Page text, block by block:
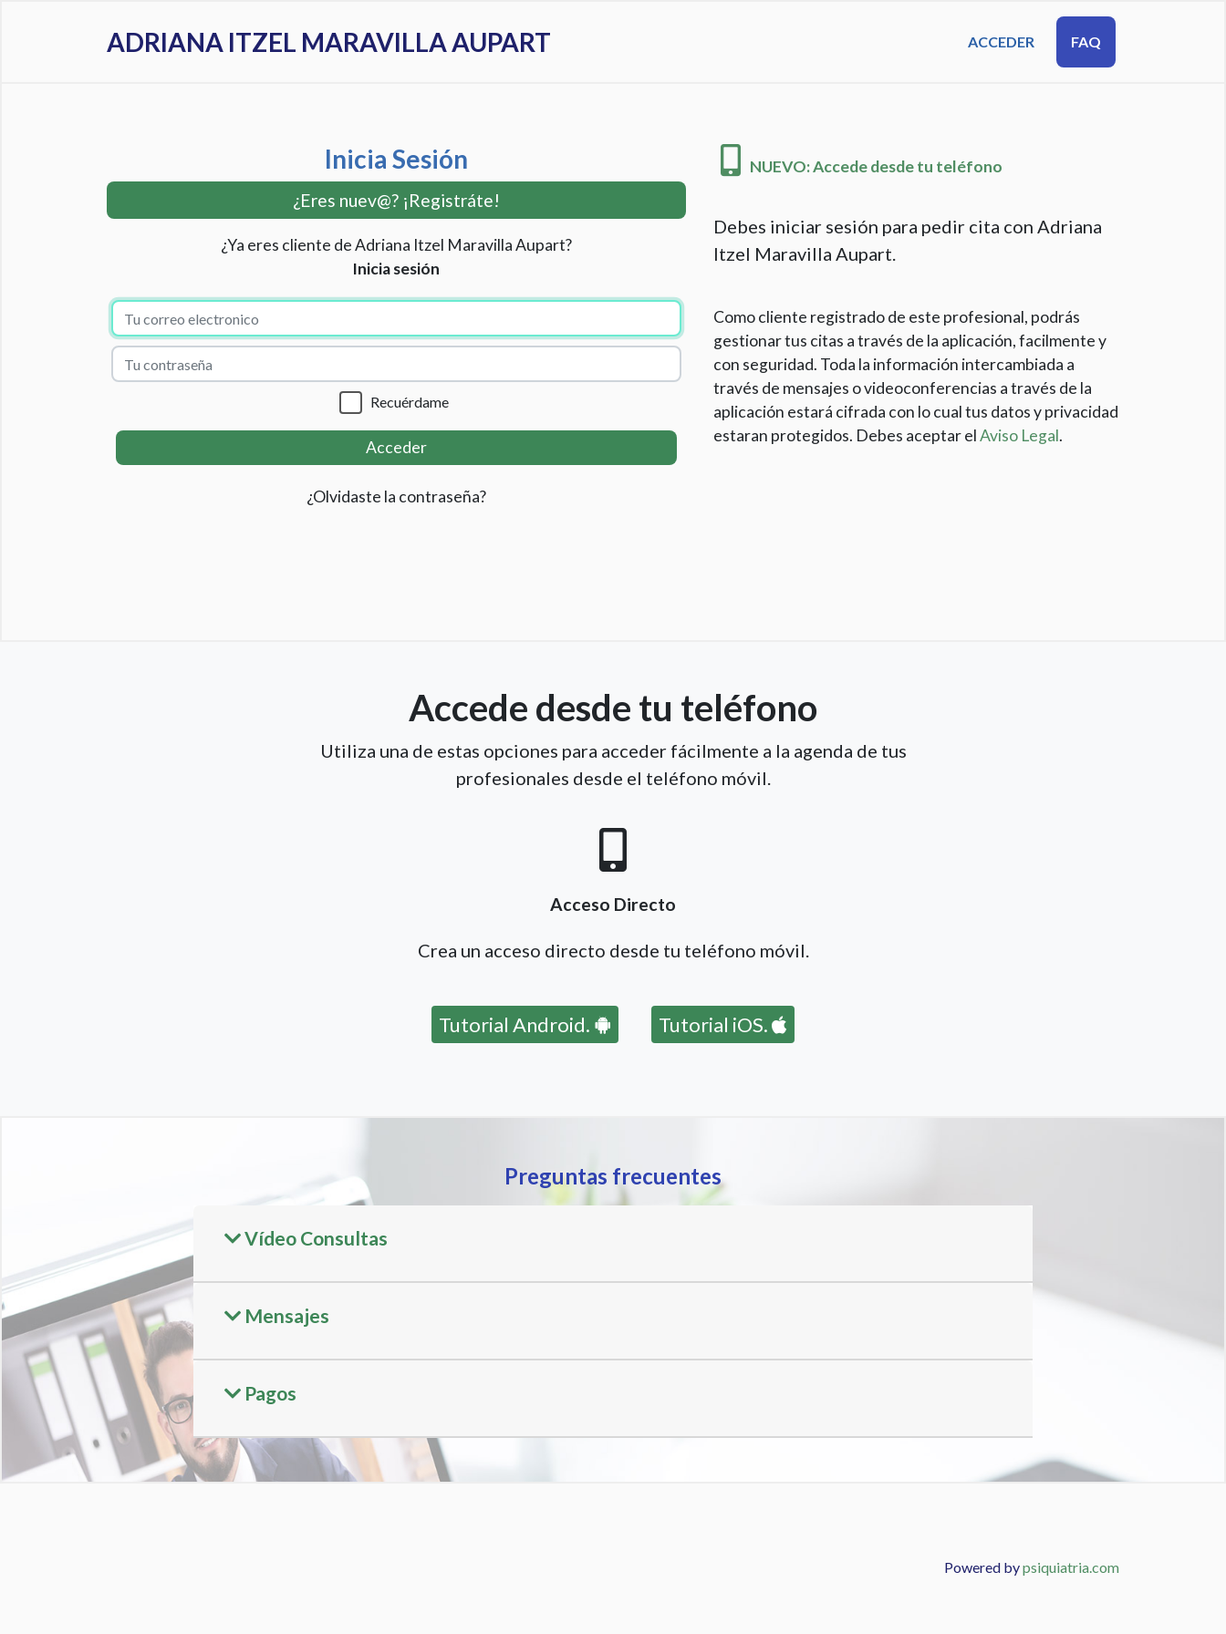
ADRIANA ITZEL MARAVILLA AUPART ACCEDER FAQ
Inicia Sesión
¿Eres nuev@? ¡Registráte!
¿Ya eres cliente de Adriana Itzel Maravilla Aupart?
Inicia sesión
Recuérdame
Acceder
¿Olvidaste la contraseña?
NUEVO: Accede desde tu teléfono
Debes iniciar sesión para pedir cita con Adriana
Itzel Maravilla Aupart.
Como cliente registrado de este profesional, podrás
gestionar tus citas a través de la aplicación, facilmente y
con seguridad. Toda la información intercambiada a
través de mensajes o videoconferencias a través de la
aplicación estará cifrada con lo cual tus datos y privacidad
estaran protegidos. Debes aceptar elAviso Legal.
Accede desde tu teléfono
Utiliza una de estas opciones para acceder fácilmente a la agenda de tus
profesionales desde el teléfono móvil.
Acceso Directo
Crea un acceso directo desde tu teléfono móvil.
Tutorial Android. Tutorial iOS.
Preguntas frecuentes
Vídeo Consultas
Mensajes
Pagos
Powered bypsiquiatria.com